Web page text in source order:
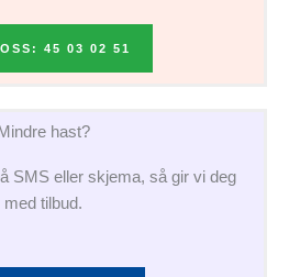
45 03 02 51
Mindre hast?
SMS eller skjema, så gir vi deg
med tilbud.